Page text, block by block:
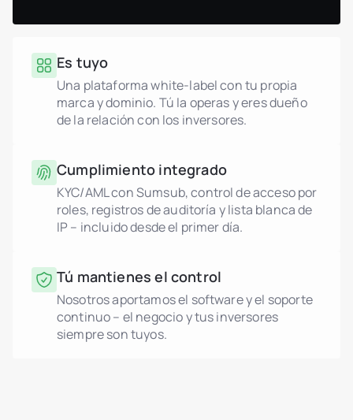
Es tuyo
Una plataforma white-label con tu propia
marca y dominio. Tú la operas y eres dueño
de la relación con los inversores.
Cumplimiento integrado
KYC/AML con Sumsub, control de acceso por
roles, registros de auditoría y lista blanca de
IP – incluido desde el primer día.
Tú mantienes el control
Nosotros aportamos el software y el soporte
continuo – el negocio y tus inversores
siempre son tuyos.